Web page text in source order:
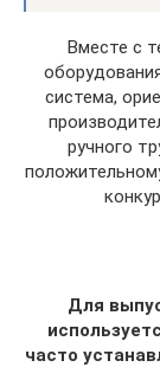
Вместе с
система,
ручного
Для
часто